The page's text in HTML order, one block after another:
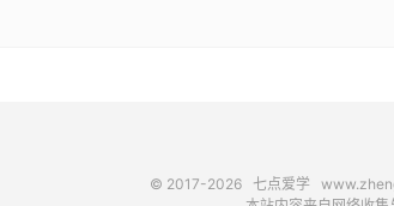
© 2017-2026 七点爱学